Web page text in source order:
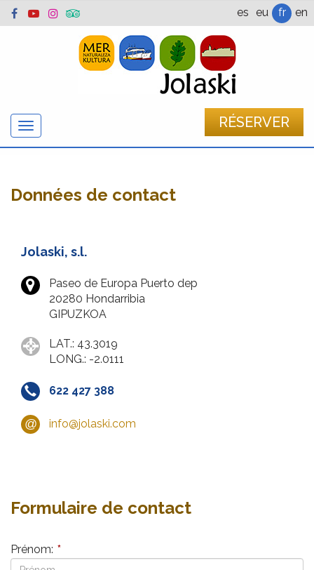
es eu fr en
RÉSERVER
Afficher
/
navigation
Données de contact
Jolaski, s.l.
Paseo de Europa Puerto dep
20280 Hondarribia
GIPUZKOA
LAT.: 43.3019
LONG.: -2.0111
622 427 388
info@jolaski.com
Formulaire de contact
Prénom: *